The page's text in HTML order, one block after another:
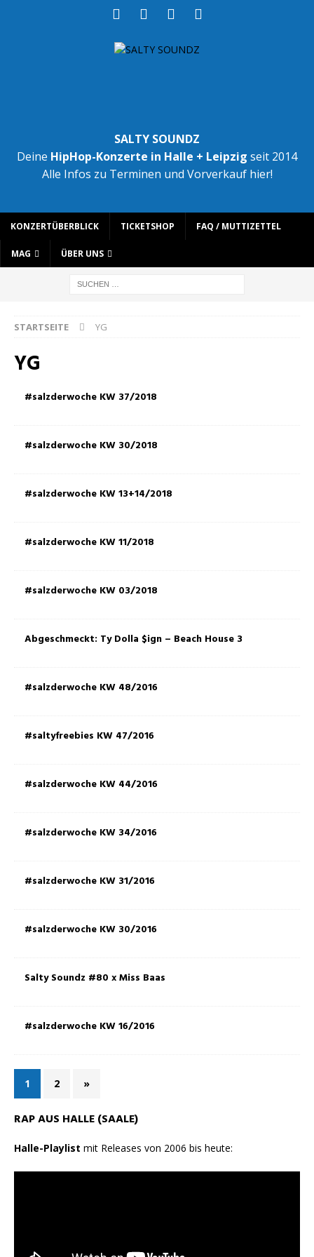
SALTY SOUNDZ
Deine HipHop-Konzerte in Halle + Leipzig seit 2014
Alle Infos zu Terminen und Vorverkauf hier!
KONZERTÜBERBLICK TICKETSHOP FAQ / MUTTIZETTEL
MAG ÜBER UNS
STARTSEITE YG
YG
#salzderwoche KW 37/2018
#salzderwoche KW 30/2018
#salzderwoche KW 13+14/2018
#salzderwoche KW 11/2018
#salzderwoche KW 03/2018
Abgeschmeckt: Ty Dolla $ign – Beach House 3
#salzderwoche KW 48/2016
#saltyfreebies KW 47/2016
#salzderwoche KW 44/2016
#salzderwoche KW 34/2016
#salzderwoche KW 31/2016
#salzderwoche KW 30/2016
Salty Soundz #80 x Miss Baas
#salzderwoche KW 16/2016
1 2 »
RAP AUS HALLE (SAALE)
Halle-Playlist mit Releases von 2006 bis heute: